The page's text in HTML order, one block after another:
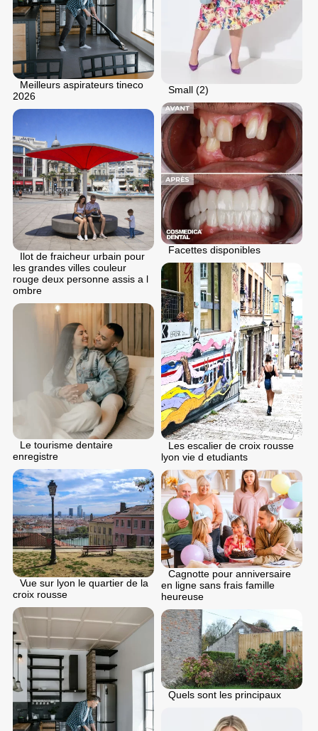
Small (2)
Meilleurs aspirateurs tineco
2026
Facettes disponibles
Ilot de fraicheur urbain pour
les grandes villes couleur
rouge deux personne assis a l
ombre
Les escalier de croix rousse
lyon vie d etudiants
Le tourisme dentaire
enregistre
Vue sur lyon le quartier de la
croix rousse
Cagnotte pour anniversaire
en ligne sans frais famille
heureuse
Quels sont les principaux